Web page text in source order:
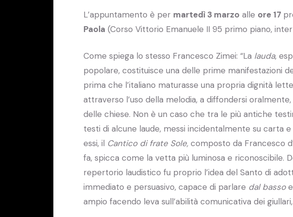
L’appuntamento è per martedì 3 marzo alle ore 17
Paola (Corso Vittorio Emanuele II 95 primo piano,
Come spiega lo stesso Francesco Zimei: “La lauda,
popolare, costituisce una delle prime manifestazioni
prima che l’italiano maturasse una propria dignità
attraverso l’uso della melodia, a diffondersi
delle chiese. Non è un caso che tra le più antiche
testi di alcune laude, messi incidentalmente su carta
essi, il Cantico di frate Sole, composto da Francesco
fa, spicca come la vetta più luminosa e riconoscibile.
repertorio laudistico fu proprio l’idea del Santo di
immediato e persuasivo, capace di parlare dal bassoe
ampio facendo leva sull’abilità comunicativa dei